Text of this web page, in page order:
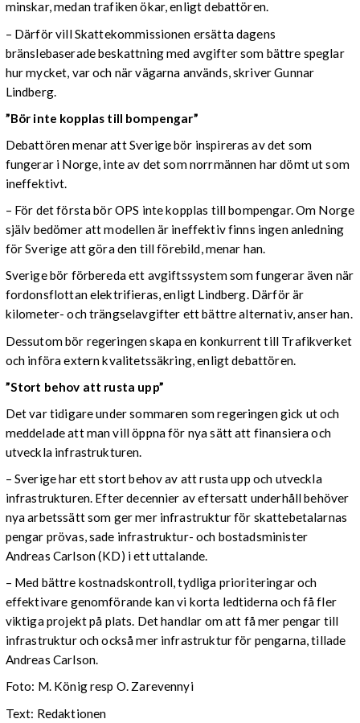
minskar, medan trafiken ökar, enligt debattören.
– Därför vill Skattekommissionen ersätta dagens
bränslebaserade beskattning med avgifter som bättre speglar
hur mycket, var och när vägarna används, skriver Gunnar
Lindberg.
”Bör inte kopplas till bompengar”
Debattören menar att Sverige bör inspireras av det som
fungerar i Norge, inte av det som norrmännen har dömt ut som
ineffektivt.
– För det första bör OPS inte kopplas till bompengar. Om Norge
själv bedömer att modellen är ineffektiv finns ingen anledning
för Sverige att göra den till förebild, menar han.
Sverige bör förbereda ett avgiftssystem som fungerar även när
fordonsflottan elektrifieras, enligt Lindberg. Därför är
kilometer- och trängselavgifter ett bättre alternativ, anser han.
Dessutom bör regeringen skapa en konkurrent till Trafikverket
och införa extern kvalitetssäkring, enligt debattören.
”Stort behov att rusta upp”
Det var tidigare under sommaren som regeringen gick ut och
meddelade att man vill öppna för nya sätt att finansiera och
utveckla infrastrukturen.
– Sverige har ett stort behov av att rusta upp och utveckla
infrastrukturen. Efter decennier av eftersatt underhåll behöver
nya arbetssätt som ger mer infrastruktur för skattebetalarnas
pengar prövas, sade infrastruktur- och bostadsminister
Andreas Carlson (KD) i ett uttalande.
– Med bättre kostnadskontroll, tydliga prioriteringar och
effektivare genomförande kan vi korta ledtiderna och få fler
viktiga projekt på plats. Det handlar om att få mer pengar till
infrastruktur och också mer infrastruktur för pengarna, tillade
Andreas Carlson.
Foto: M. König resp O. Zarevennyi
Text: Redaktionen